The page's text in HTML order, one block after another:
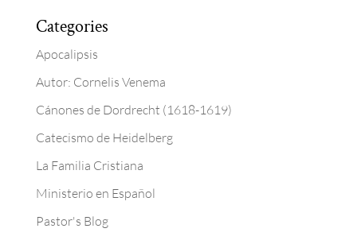
Categories
Apocalipsis
Autor: Cornelis Venema
Cánones de Dordrecht (1618-1619)
Catecismo de Heidelberg
La Familia Cristiana
Ministerio en Español
Pastor's Blog